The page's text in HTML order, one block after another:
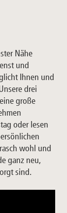
Nähe
und
Ihnen und
drei
große
oder lesen
wohl und
ganz neu,
sind.